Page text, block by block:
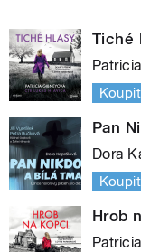
Tiché
Koupit
Pan
Dora
Koupit
Hrob